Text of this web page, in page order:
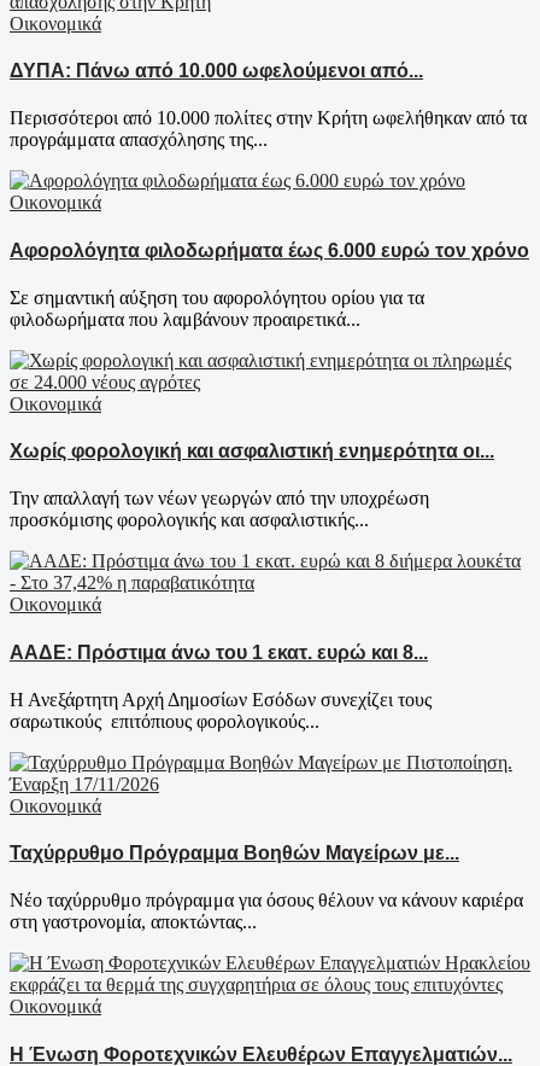
Οικονομικά
ΔΥΠΑ: Πάνω από 10.000 ωφελούμενοι από...
Περισσότεροι από 10.000 πολίτες στην Κρήτη ωφελήθηκαν από τα
προγράμματα απασχόλησης της...
Οικονομικά
Αφορολόγητα φιλοδωρήματα έως 6.000 ευρώ τον χρόνο
Σε σημαντική αύξηση του αφορολόγητου ορίου για τα
φιλοδωρήματα που λαμβάνουν προαιρετικά...
Οικονομικά
Χωρίς φορολογική και ασφαλιστική ενημερότητα οι...
Την απαλλαγή των νέων γεωργών από την υποχρέωση
προσκόμισης φορολογικής και ασφαλιστικής...
Οικονομικά
ΑΑΔΕ: Πρόστιμα άνω του 1 εκατ. ευρώ και 8...
Η Ανεξάρτητη Αρχή Δημοσίων Εσόδων συνεχίζει τους
σαρωτικούς επιτόπιους φορολογικούς...
Οικονομικά
Ταχύρρυθμο Πρόγραμμα Βοηθών Μαγείρων με...
Νέο ταχύρρυθμο πρόγραμμα για όσους θέλουν να κάνουν καριέρα
στη γαστρονομία, αποκτώντας...
Οικονομικά
Η Ένωση Φοροτεχνικών Ελευθέρων Επαγγελματιών...